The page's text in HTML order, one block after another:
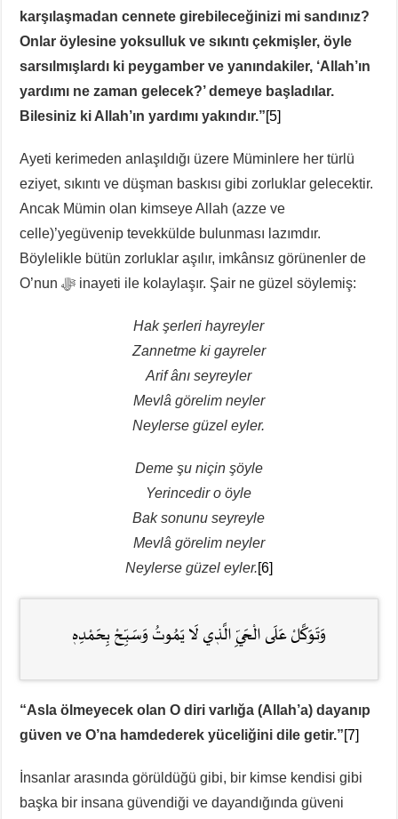
karşılaşmadan cennete girebileceğinizi mi sandınız?
Onlar öylesine yoksulluk ve sıkıntı çekmişler, öyle
sarsılmışlardı ki peygamber ve yanındakiler, ‘Allah’ın
yardımı ne zaman gelecek?’ demeye başladılar.
Bilesiniz ki Allah’ın yardımı yakındır.”[5]
Ayeti kerimeden anlaşıldığı üzere Müminlere her türlü
eziyet, sıkıntı ve düşman baskısı gibi zorluklar gelecektir.
Ancak Mümin olan kimseye Allah (azze ve
celle)’yegüvenip tevekkülde bulunması lazımdır.
Böylelikle bütün zorluklar aşılır, imkânsız görünenler de
O’nun ﷻ inayeti ile kolaylaşır. Şair ne güzel söylemiş:
Hak şerleri hayreyler
Zannetme ki gayreler
Arif ânı seyreyler
Mevlâ görelim neyler
Neylerse güzel eyler.
Deme şu niçin şöyle
Yerincedir o öyle
Bak sonunu seyreyle
Mevlâ görelim neyler
Neylerse güzel eyler.[6]
وَتَوَكَّلْ عَلَى الْحَيِّ الَّذٖي لَا يَمُوتُ وَسَبِّـحْ بِحَمْدِهٖ
“Asla ölmeyecek olan O diri varlığa (Allah’a) dayanıp
güven ve O’na hamdederek yüceliğini dile getir.”[7]
İnsanlar arasında görüldüğü gibi, bir kimse kendisi gibi
başka bir insana güvendiği ve dayandığında güveni